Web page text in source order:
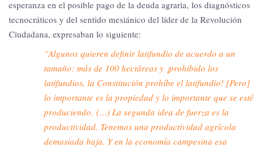
esperanza en el posible pago de la deuda agraria, los diagnósticos
tecnocráticos y del sentido mesiánico del líder de la Revolución
Ciudadana, expresaban lo siguiente:
“Algunos quieren definir latifundio de acuerdo a un
tamaño: más de 100 hectáreas y ¡prohibido los
latifundios, la Constitución prohíbe el latifundio! [Pero]
lo importante es la propiedad y lo importante que se esté
produciendo. (…) La segunda idea de fuerza es la
productividad. Tenemos una productividad agrícola
demasiada baja. Y en la economía campesina esa